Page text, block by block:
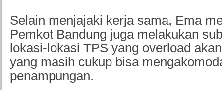
Selain menjajaki kerja sama, Ema
Pemkot Bandung juga melakukan
lokasi-lokasi TPS yang overload
yang masih cukup bisa
penampungan.